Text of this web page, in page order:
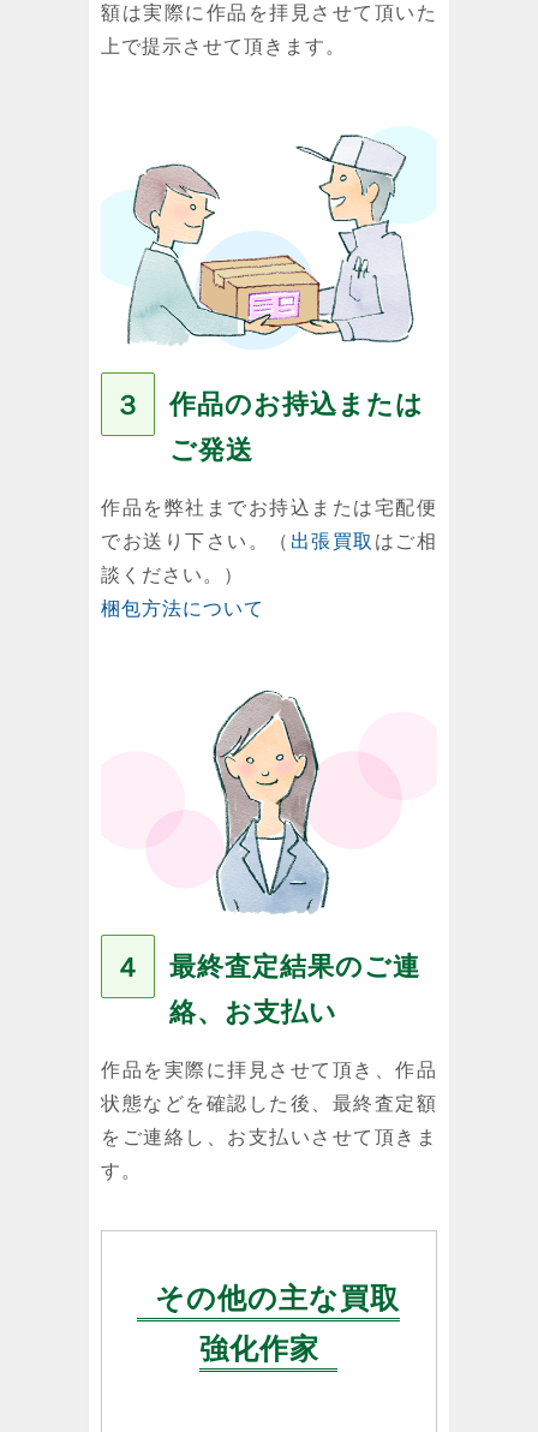
額は実際に作品を拝見させて頂いた
上で提示させて頂きます。
３
作品のお持込または
ご発送
作品を弊社までお持込または宅配便
でお送り下さい。（ 出張買取 はご相
談ください。）
梱包方法について
４
最終査定結果のご連
絡、お支払い
作品を実際に拝見させて頂き、作品
状態などを確認した後、最終査定額
をご連絡し、お支払いさせて頂きま
す。
その他の主な買取
強化作家